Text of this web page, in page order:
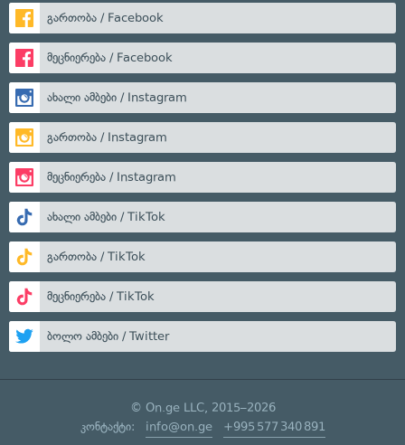
გართობა / Facebook
მეცნიერება / Facebook
ახალი ამბები / Instagram
გართობა / Instagram
მეცნიერება / Instagram
ახალი ამბები / TikTok
გართობა / TikTok
მეცნიერება / TikTok
ბოლო ამბები / Twitter
© On.ge LLC, 2015–2026
კონტაქტი: info@on.ge +995 577 340 891